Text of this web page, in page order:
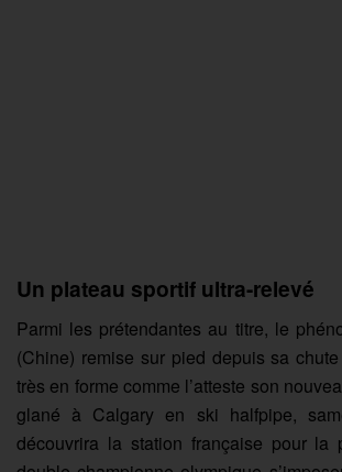
Un plateau sportif ultra-relevé
Parmi les prétendantes au titre, le
(Chine) remise sur pied depuis sa
très en forme comme l’atteste son
glané à Calgary en ski halfpipe,
découvrira la station française pour la